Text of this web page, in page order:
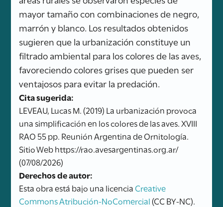
mayor tamaño con combinaciones de negro,
marrón y blanco. Los resultados obtenidos
sugieren que la urbanización constituye un
filtrado ambiental para los colores de las aves,
favoreciendo colores grises que pueden ser
ventajosos para evitar la predación.
Cita sugerida:
LEVEAU, Lucas M. (2019) La urbanización provoca
una simplificación en los colores de las aves. XVIII
RAO 55 pp. Reunión Argentina de Ornitología.
Sitio Web https://rao.avesargentinas.org.ar/
(07/08/2026)
Derechos de autor:
Esta obra está bajo una licencia Creative
Commons Atribución-NoComercial(CC BY-NC).